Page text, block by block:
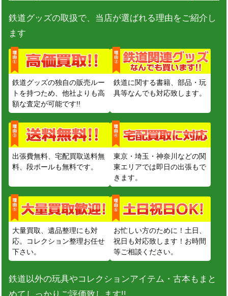
鉄道グッズの取扱で、当店が選ばれる理由をご紹介し
ます
鉄道グッズの独自の販売ルー
トを持つため、他社よりも高
額な査定が可能です!!
鉄道に関する書籍、部品・玩
具等なんでも対応致します。
出張費無料、宅配買取送料無
料、段ボールも無料です。
東京・埼玉・神奈川などの関
東エリアでは即日の出張もで
きます。
大量買取、遺品整理にも対
応。コレクション整理お任せ
下さい。
お忙しい方のために！土日、
祝日も対応致します！お時間
等ご相談ください。
鉄道以外の玩具やコレクションアイテム・古本もまと